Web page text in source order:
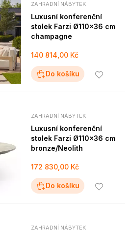
ZAHRADNÍ NÁBYTEK
Luxusní konferenční
stolek Farzi Ø110x36 cm
champagne
140 814,00 Kč
Do košíku
ZAHRADNÍ NÁBYTEK
Luxusní konferenční
stolek Farzi Ø110x36 cm
bronze/Neolith
172 830,00 Kč
Do košíku
ZAHRADNÍ NÁBYTEK